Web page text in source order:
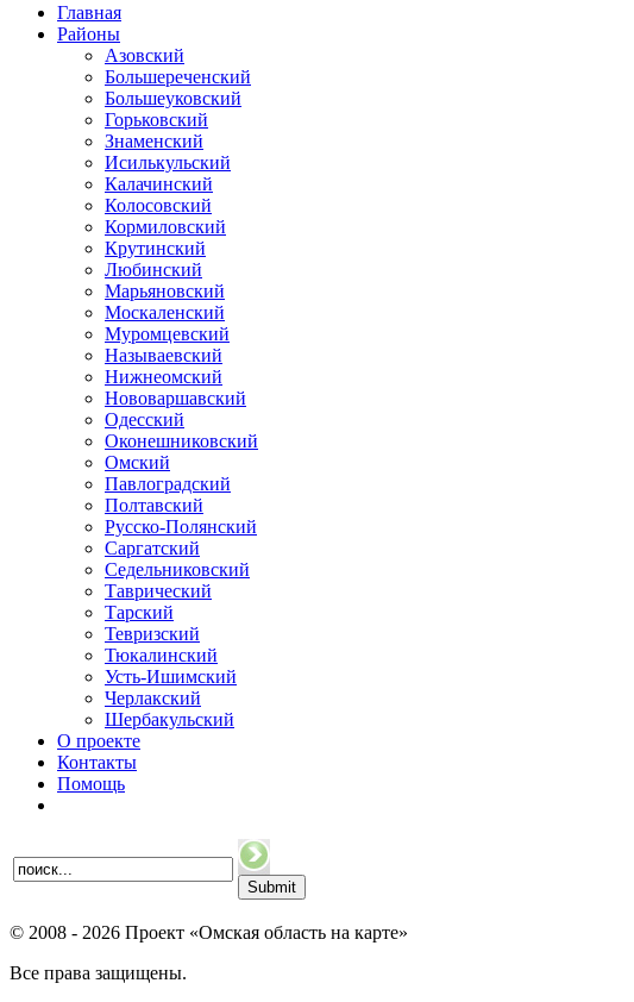
Главная
Районы
Азовский
Большереченский
Большеуковский
Горьковский
Знаменский
Исилькульский
Калачинский
Колосовский
Кормиловский
Крутинский
Любинский
Марьяновский
Москаленский
Муромцевский
Называевский
Нижнеомский
Нововаршавский
Одесский
Оконешниковский
Омский
Павлоградский
Полтавский
Русско-Полянский
Саргатский
Седельниковский
Таврический
Тарский
Тевризский
Тюкалинский
Усть-Ишимский
Черлакский
Шербакульский
О проекте
Контакты
Помощь
© 2008 - 2026 Проект «Омская область на карте»
Все права защищены.